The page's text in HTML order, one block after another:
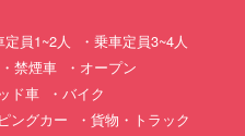
定員1~2人
乗車定員3~4人
禁煙車
オープン
ド車
バイク
ングカー
貨物・トラック